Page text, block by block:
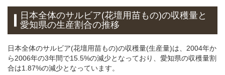
日本全体のサルビア(花壇用苗もの)の収穫量と
愛知県の生産割合の推移
日本全体のサルビア(花壇用苗もの)の収穫量(生産量)は、2004年か
ら2006年の3年間で15.5%の減少となっており、愛知県の収穫量割
合は1.87%の減少となっています。